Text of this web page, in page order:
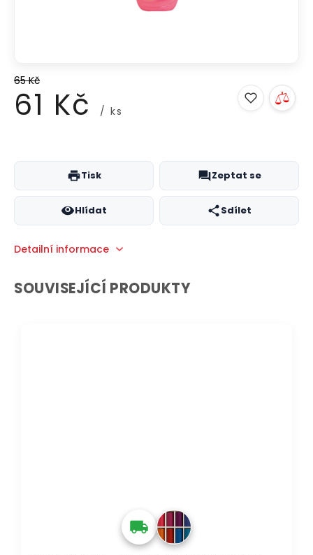
65 Kč
61 Kč / ks
cena:
Tisk Zeptat se
Hlídat Sdílet
Detailní informace
SOUVISEJÍCÍ PRODUKTY